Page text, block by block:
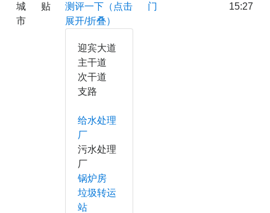
城
市
贴
测评一下（点击
展开/折叠）
迎宾大道
主干道
次干道
支路
给水处理
厂
污水处理
厂
锅炉房
垃圾转运
站
门
15:27